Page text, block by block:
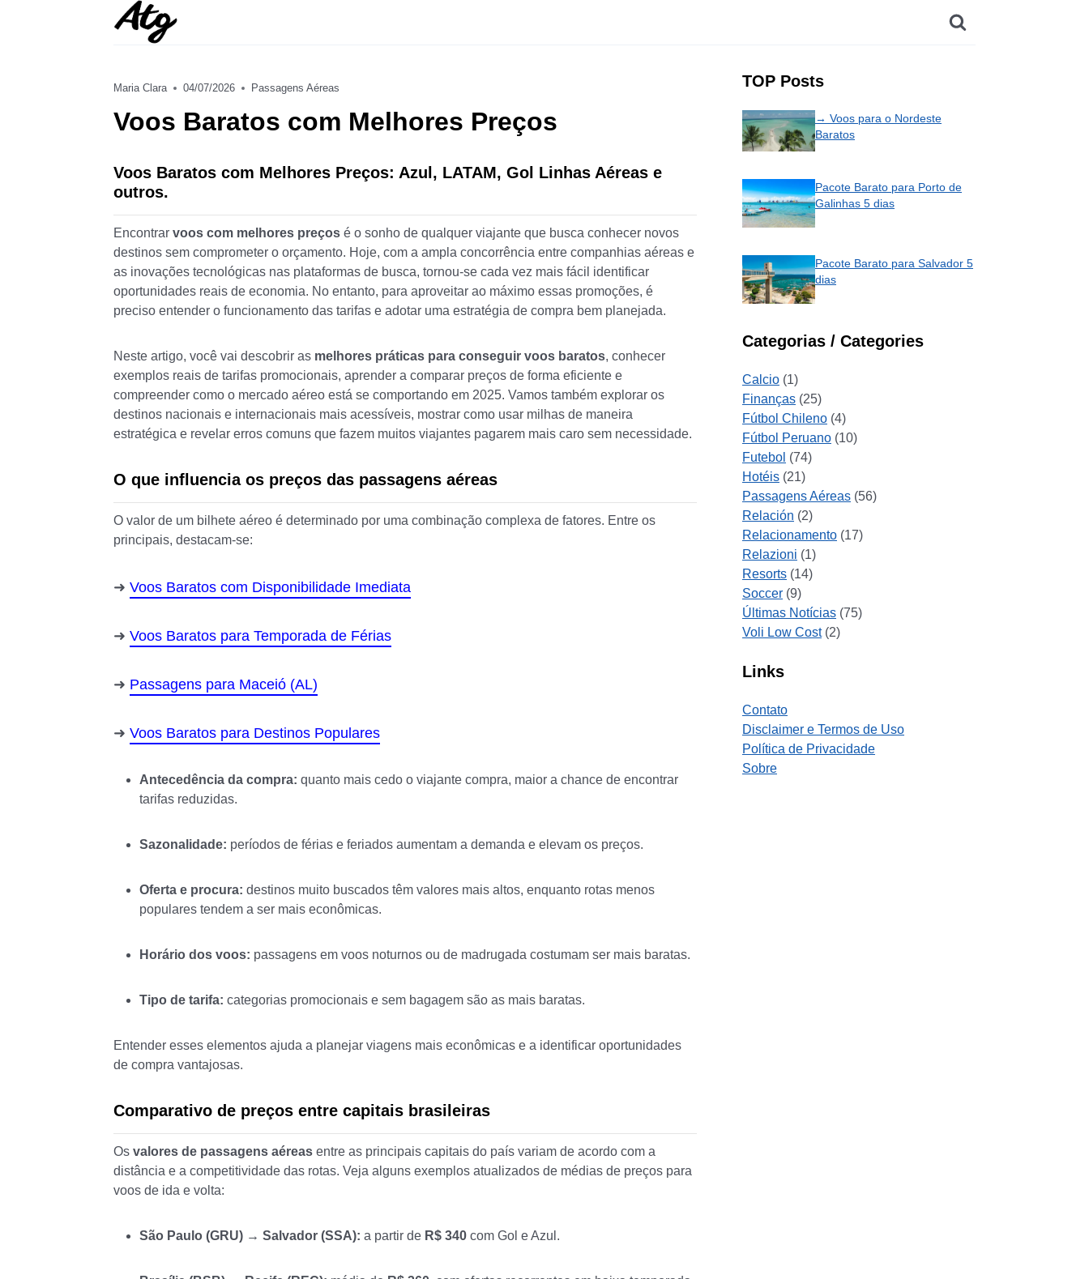
Maria Clara 04/07/2026 Passagens Aéreas
Voos Baratos com Melhores Preços
Voos Baratos com Melhores Preços: Azul, LATAM, Gol Linhas Aéreas e
outros.
Encontrar voos com melhores preços é o sonho de qualquer viajante que busca conhecer novos
destinos sem comprometer o orçamento. Hoje, com a ampla concorrência entre companhias aéreas e
as inovações tecnológicas nas plataformas de busca, tornou-se cada vez mais fácil identificar
oportunidades reais de economia. No entanto, para aproveitar ao máximo essas promoções, é
preciso entender o funcionamento das tarifas e adotar uma estratégia de compra bem planejada.
Neste artigo, você vai descobrir as melhores práticas para conseguir voos baratos, conhecer
exemplos reais de tarifas promocionais, aprender a comparar preços de forma eficiente e
compreender como o mercado aéreo está se comportando em 2025. Vamos também explorar os
destinos nacionais e internacionais mais acessíveis, mostrar como usar milhas de maneira
estratégica e revelar erros comuns que fazem muitos viajantes pagarem mais caro sem necessidade.
O que influencia os preços das passagens aéreas
O valor de um bilhete aéreo é determinado por uma combinação complexa de fatores. Entre os
principais, destacam-se:
Voos Baratos com Disponibilidade Imediata
Voos Baratos para Temporada de Férias
Passagens para Maceió (AL)
Voos Baratos para Destinos Populares
Antecedência da compra: quanto mais cedo o viajante compra, maior a chance de encontrar
tarifas reduzidas.
Sazonalidade: períodos de férias e feriados aumentam a demanda e elevam os preços.
Oferta e procura: destinos muito buscados têm valores mais altos, enquanto rotas menos
populares tendem a ser mais econômicas.
Horário dos voos: passagens em voos noturnos ou de madrugada costumam ser mais baratas.
Tipo de tarifa: categorias promocionais e sem bagagem são as mais baratas.
Entender esses elementos ajuda a planejar viagens mais econômicas e a identificar oportunidades
de compra vantajosas.
Comparativo de preços entre capitais brasileiras
Os valores de passagens aéreas entre as principais capitais do país variam de acordo com a
distância e a competitividade das rotas. Veja alguns exemplos atualizados de médias de preços para
voos de ida e volta:
São Paulo (GRU) → Salvador (SSA): a partir de R$ 340 com Gol e Azul.
TOP Posts
→ Voos para o Nordeste
Baratos
Pacote Barato para Porto de
Galinhas 5 dias
Pacote Barato para Salvador 5
dias
Categorias / Categories
Calcio (1)
Finanças (25)
Fútbol Chileno (4)
Fútbol Peruano (10)
Futebol (74)
Hotéis (21)
Passagens Aéreas (56)
Relación (2)
Relacionamento (17)
Relazioni (1)
Resorts (14)
Soccer (9)
Últimas Notícias (75)
Voli Low Cost(2)
Links
Contato
Disclaimer e Termos de Uso
Política de Privacidade
Sobre